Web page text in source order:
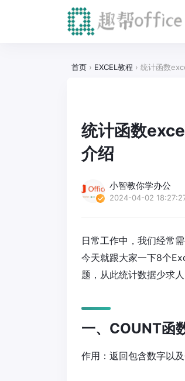
首页 › EXCEL教程 › 统计函数
统计函数
介绍
小智教你学办公
2024-04-02
日常工作中，我们经常
今天就跟大家一下8个
题，从此统计数据少求人
一、COUNT函
作用：返回包含数字以